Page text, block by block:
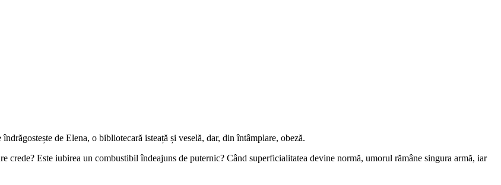
de Elena, o bibliotecară isteață și veselă, dar, din întâmplare, obeză.
crede? Este iubirea un combustibil îndeajuns de puternic? Când superficialitatea devine normă, umorul rămâne singura armă, iar